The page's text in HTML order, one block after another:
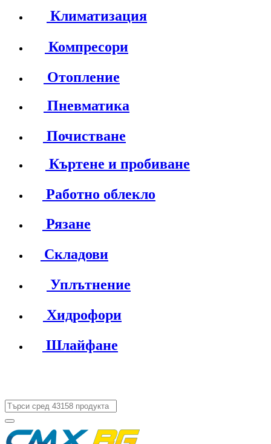
Климатизация
Компресори
Отопление
Пневматика
Почистване
Къртене и пробиване
Работно облекло
Рязане
Складови
Уплътнение
Хидрофори
Шлайфане